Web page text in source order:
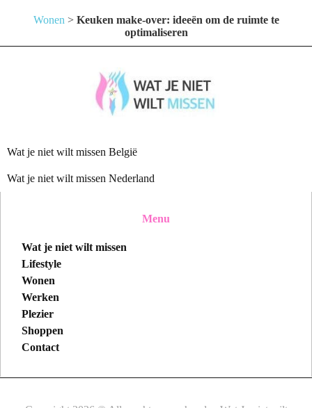
Wonen > Keuken make-over: ideeën om de ruimte te
optimaliseren
Wat je niet wilt missen België
Wat je niet wilt missen Nederland
Menu
Wat je niet wilt missen
Lifestyle
Wonen
Werken
Plezier
Shoppen
Contact